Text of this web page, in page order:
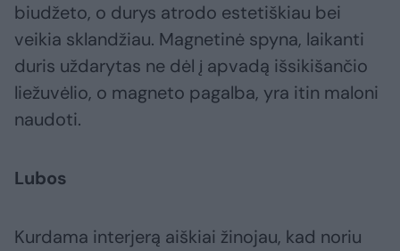
biudžeto, o durys atrodo estetiškiau bei
veikia sklandžiau. Magnetinė spyna, laikanti
duris uždarytas ne dėl į apvadą išsikišančio
liežuvėlio, o magneto pagalba, yra itin maloni
naudoti.
Lubos
Kurdama interjerą aiškiai žinojau, kad noriu